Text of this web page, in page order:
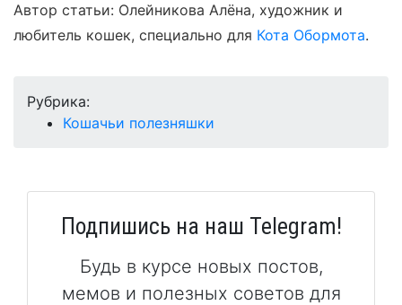
Автор статьи: Олейникова Алёна, художник и
любитель кошек, специально для Кота Обормота.
Рубрика:
Кошачьи полезняшки
Подпишись на наш Telegram!
Будь в курсе новых постов,
мемов и полезных советов для